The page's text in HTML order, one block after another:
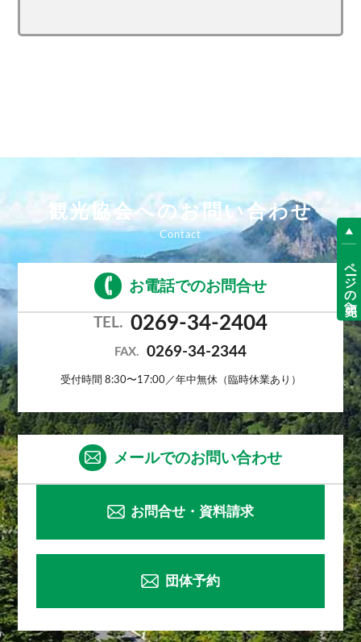
観光協会へのお問い合わせ
お電話でのお問合せ
TEL. 0269-34-2404
FAX. 0269-34-2344
受付時間 8:30〜17:00／年中無休（臨時休業あり）
メールでのお問い合わせ
お問合せ・資料請求
団体予約
ページの先頭へ